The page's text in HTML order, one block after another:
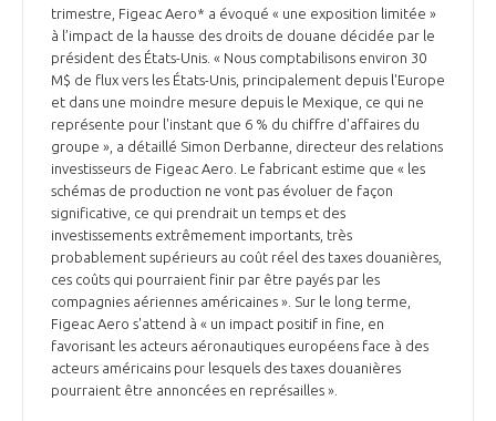
EMPLOI & FORMATION
ENVIRONNEMENT
INNOVATION
INTERNATIONALISATION
DOCUMENTS & BROCHURES
RAPPORTS D'ACTIVITÉS
trimestre, Figeac Aero* a évoqué « une exposition limitée »
à l’impact de la hausse des droits de douane décidée par le
président des États-Unis. « Nous comptabilisons environ 30
M$ de flux vers les États-Unis, principalement depuis l'Europe
et dans une moindre mesure depuis le Mexique, ce qui ne
représente pour l'instant que 6 % du chiffre d'affaires du
groupe », a détaillé Simon Derbanne, directeur des relations
investisseurs de Figeac Aero. Le fabricant estime que « les
schémas de production ne vont pas évoluer de façon
significative, ce qui prendrait un temps et des
investissements extrêmement importants, très
probablement supérieurs au coût réel des taxes douanières,
ces coûts qui pourraient finir par être payés par les
compagnies aériennes américaines ». Sur le long terme,
Figeac Aero s'attend à « un impact positif in fine, en
favorisant les acteurs aéronautiques européens face à des
acteurs américains pour lesquels des taxes douanières
pourraient être annoncées en représailles ».